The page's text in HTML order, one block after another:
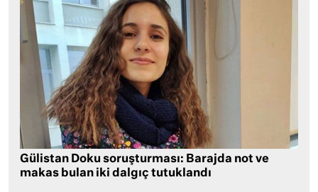
Gülistan Doku soruşturması: Barajda not ve
makas bulan iki dalgıç tutuklandı